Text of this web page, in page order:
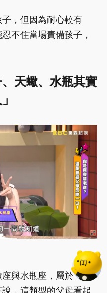
，但因為耐心較有
不住當場責備孩子，
天蠍、水瓶其實
與水瓶座，屬於「緊
，這類型的父母看起